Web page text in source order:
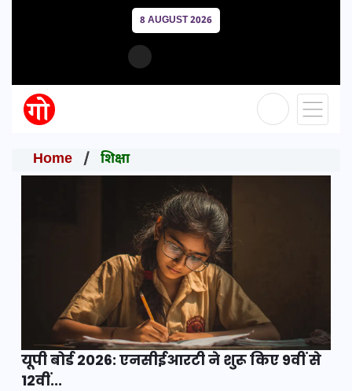
8 AUGUST 2026
Home शिक्षा
यूपी बोर्ड 2026: एनसीईआरटी ने शुरू किए 9वीं से
12वीं...